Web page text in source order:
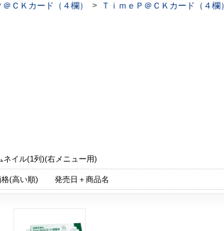
＠ＣＫカード（４欄） > ＴｉｍｅＰ＠ＣＫカード（４欄
ネイル(1列)(右メニュー用)
格(高い順) 発売日＋商品名